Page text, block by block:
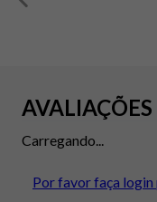
AVALIAÇÕES
Carregando...
Por favor faça login